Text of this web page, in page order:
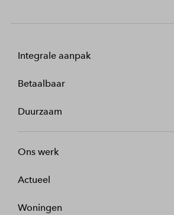
Integrale aanpak
Betaalbaar
Duurzaam
Ons werk
Actueel
Woningen